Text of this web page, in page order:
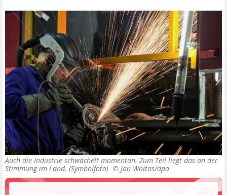
Auch die Industrie schwächelt momentan. Zum Teil liegt das an der
Stimmung im Land. (Symbolfoto) © Jan Woitas/dpa